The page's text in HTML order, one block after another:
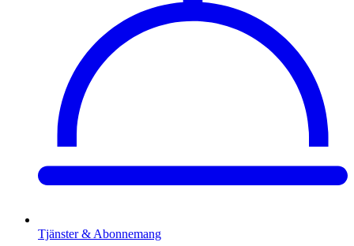
Tjänster & Abonnemang